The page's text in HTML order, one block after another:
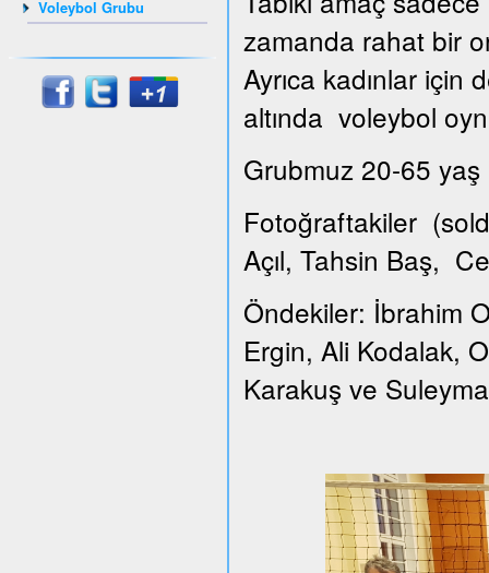
Voleybol Grubu
zamanda rahat bir
Ayrıca kadınlar için
altında voleybol
Grubmuz 20-65 yaş
Fotoğraftakiler
Açıl, Tahsin Baş,
Öndekiler: İbrahim
Ergin, Ali Kodalak,
Karakuş ve